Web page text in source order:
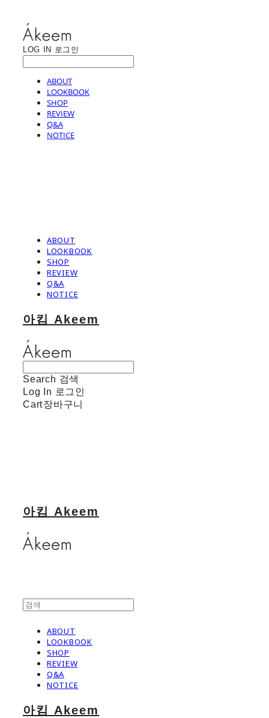
LOG IN 로그인
ABOUT
LOOKBOOK
SHOP
REVIEW
Q&A
NOTICE
ABOUT
LOOKBOOK
SHOP
REVIEW
Q&A
NOTICE
아킴 Akeem
Search 검색
Log In 로그인
Cart장바구니
아킴 Akeem
ABOUT
LOOKBOOK
SHOP
REVIEW
Q&A
NOTICE
아킴 Akeem